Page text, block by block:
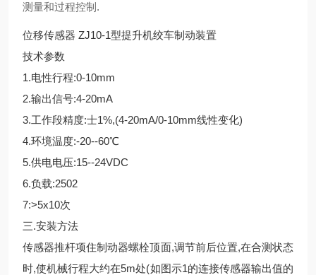
测量和过程控制.
位移传感器 ZJ10-1型提升机绞车制动装置
技术参数
1.电性行程:0-10mm
2.输出信号:4-20mA
3.工作段精度:士1%,(4-20mA/0-10mm线性变化)
4.环境温度:-20--60℃
5.供电电压:15--24VDC
6.负载:2502
7:>5x10次
三.安装方法
传感器推杆项住制动器螺栓顶面,调节前后位置,在合测状态
时,使机械行程大约在5m处(如图示1的连接传感器输出值的